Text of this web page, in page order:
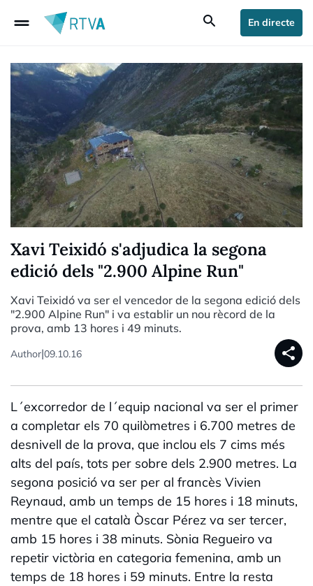
drag_handle search En directe
Xavi Teixidó s'adjudica la segona
edició dels "2.900 Alpine Run"
Xavi Teixidó va ser el vencedor de la segona edició dels
"2.900 Alpine Run" i va establir un nou rècord de la
prova, amb 13 hores i 49 minuts.
Author|09.10.16 share
L´excorredor de l´equip nacional va ser el primer
a completar els 70 quilòmetres i 6.700 metres de
desnivell de la prova, que inclou els 7 cims més
alts del país, tots per sobre dels 2.900 metres. La
segona posició va ser per al francès Vivien
Reynaud, amb un temps de 15 hores i 18 minuts,
mentre que el català Òscar Pérez va ser tercer,
amb 15 hores i 38 minuts. Sònia Regueiro va
repetir victòria en categoria femenina, amb un
temps de 18 hores i 59 minuts. Entre la resta